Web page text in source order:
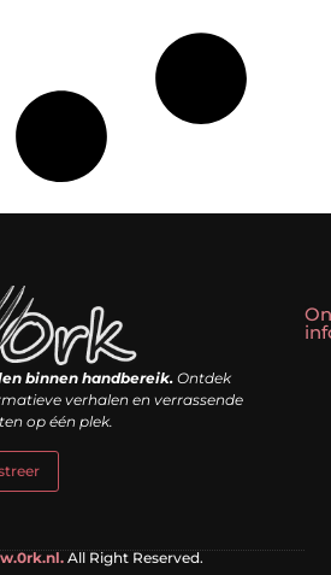
binnen handbereik. Ontdek
verhalen en verrassende
op één plek.
All Right Reserved.